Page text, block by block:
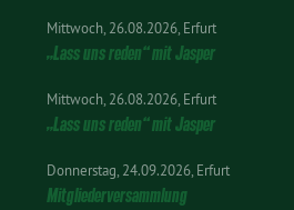
Mittwoch 26.08.2026 Erfurt
„Lass uns reden“ mit Jasper
Mittwoch 26.08.2026 Erfurt
„Lass uns reden“ mit Jasper
Donnerstag 24.09.2026 Erfurt
Mitgliederversammlung